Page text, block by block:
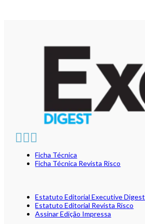
Ficha Técnica
Ficha Técnica Revista Risco
Estatuto Editorial Executive Digest
Estatuto Editorial Revista Risco
Assinar Edição Impressa